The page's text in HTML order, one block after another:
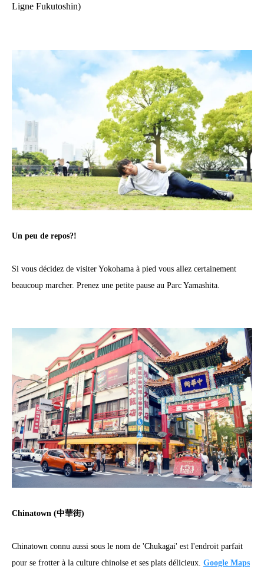
Ligne Fukutoshin)
Un peu de repos?!
Si vous décidez de visiter Yokohama à pied vous allez certainement
beaucoup marcher. Prenez une petite pause au Parc Yamashita.
Chinatown (中華街)
Chinatown connu aussi sous le nom de 'Chukagai' est l'endroit parfait
pour se frotter à la culture chinoise et ses plats délicieux. Google Maps